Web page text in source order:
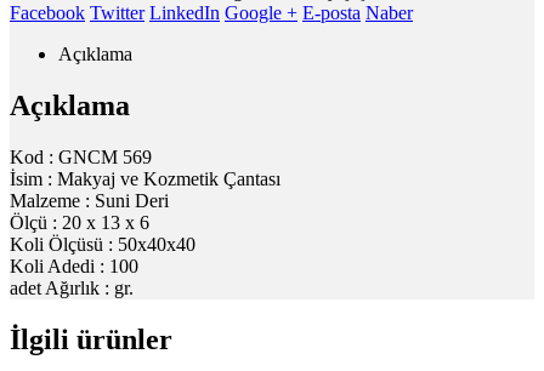
Facebook Twitter LinkedIn Google + E-posta Naber
Açıklama
Açıklama
Kod : GNCM 569
İsim : Makyaj ve Kozmetik Çantası
Malzeme : Suni Deri
Ölçü : 20 x 13 x 6
Koli Ölçüsü : 50x40x40
Koli Adedi : 100
adet Ağırlık : gr.
İlgili ürünler